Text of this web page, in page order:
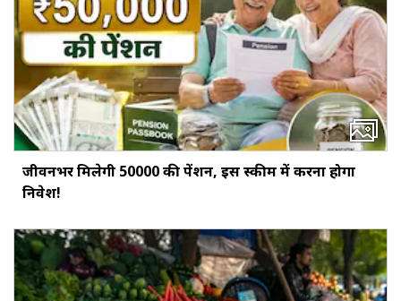
जीवनभर मिलेगी ₹50000 की पेंशन, इस स्‍कीम में करना होगा
निवेश!